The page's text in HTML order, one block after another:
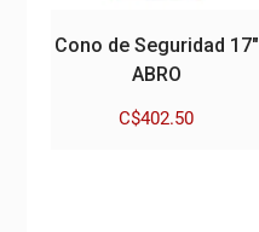
Cono de Seguridad 17″
ABRO
C$402.50